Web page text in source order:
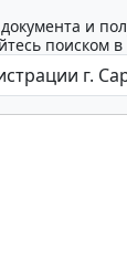
документа и
поиском